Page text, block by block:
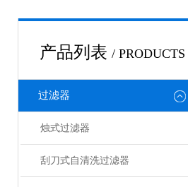
产品列表 / PRODUCTS
过滤器
烛式过滤器
刮刀式自清洗过滤器